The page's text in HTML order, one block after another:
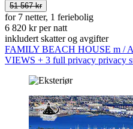
51 567 kr
for 7 netter, 1 feriebolig
6 820 kr per natt
inkludert skatter og avgifter
FAMILY BEACH HOUSE m /
VIEWS + 3 full privacy privacy